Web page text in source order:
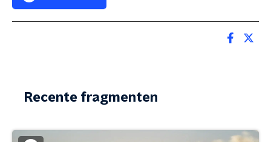
Recente fragmenten